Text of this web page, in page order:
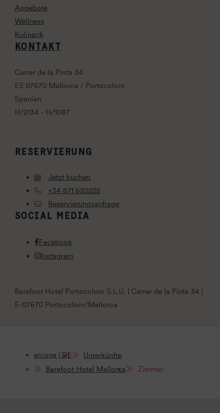
Angebote
Wellness
Kulinarik
KONTAKT
Carrer de la Pinta 34
ES 07670 Mallorca / Portocolom
Spanien
H/2134 - H/1087
RESERVIERUNG
Jetzt buchen
+34 871 620225
Reservierungsanfrage
SOCIAL MEDIA
Facebook
Instagram
Barefoot Hotel Portocolom S.L.U. | Carrer de la Pinta 34 |
E-07670 Portocolom/Mallorca
arcona | DE
Unterkünfte
Barefoot Hotel Mallorca
Zimmer